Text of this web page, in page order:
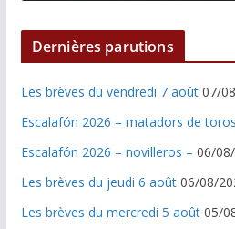
Dernières parutions
Les brèves du vendredi 7 août 07/
Escalafón 2026 – matadors de
Escalafón 2026 – novilleros – 06/
Les brèves du jeudi 6 août 06/08/
Les brèves du mercredi 5 août 05/